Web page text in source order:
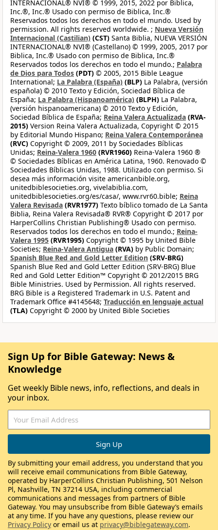
INTERNACIONAL® NVI® © 1999, 2015, 2022 por Biblica,
Inc.®, Inc.® Usado con permiso de Biblica, Inc.®
Reservados todos los derechos en todo el mundo. Used by
permission. All rights reserved worldwide. ; Nueva Versión
Internacional (Castilian) (CST) Santa Biblia, NUEVA VERSIÓN
INTERNACIONAL® NVI® (Castellano) © 1999, 2005, 2017 por
Biblica, Inc.® Usado con permiso de Biblica, Inc.®
Reservados todos los derechos en todo el mundo.; Palabra
de Dios para Todos (PDT) © 2005, 2015 Bible League
International; La Palabra (España) (BLP) La Palabra, (versión
española) © 2010 Texto y Edición, Sociedad Bíblica de
España; La Palabra (Hispanoamérica) (BLPH) La Palabra,
(versión hispanoamericana) © 2010 Texto y Edición,
Sociedad Bíblica de España; Reina Valera Actualizada (RVA-
2015) Version Reina Valera Actualizada, Copyright © 2015
by Editorial Mundo Hispano; Reina Valera Contemporánea
(RVC) Copyright © 2009, 2011 by Sociedades Bíblicas
Unidas; Reina-Valera 1960 (RVR1960) Reina-Valera 1960 ®
© Sociedades Bíblicas en América Latina, 1960. Renovado ©
Sociedades Bíblicas Unidas, 1988. Utilizado con permiso. Si
desea más información visite americanbible.org,
unitedbiblesocieties.org, vivelabiblia.com,
unitedbiblesocieties.org/es/casa/, www.rvr60.bible; Reina
Valera Revisada (RVR1977) Texto bíblico tomado de La Santa
Biblia, Reina Valera Revisada® RVR® Copyright © 2017 por
HarperCollins Christian Publishing® Usado con permiso.
Reservados todos los derechos en todo el mundo.; Reina-
Valera 1995 (RVR1995) Copyright © 1995 by United Bible
Societies; Reina-Valera Antigua (RVA) by Public Domain;
Spanish Blue Red and Gold Letter Edition (SRV-BRG)
Spanish Blue Red and Gold Letter Edition (SRV-BRG) Blue
Red and Gold Letter Edition™ Copyright © 2012/2015 BRG
Bible Ministries. Used by Permission. All rights reserved.
BRG Bible is a Registered Trademark in U.S. Patent and
Trademark Office #4145648; Traducción en lenguaje actual
(TLA) Copyright © 2000 by United Bible Societies
Sign Up for Bible Gateway: News &
Knowledge
Get weekly Bible news, info, reflections, and deals in
your inbox.
By submitting your email address, you understand that you
will receive email communications from Bible Gateway,
operated by HarperCollins Christian Publishing, 501 Nelson
Pl, Nashville, TN 37214 USA, including commercial
communications and messages from partners of Bible
Gateway. You may unsubscribe from Bible Gateway’s emails
at any time. If you have any questions, please review our
Privacy Policy or email us at privacy@biblegateway.com.